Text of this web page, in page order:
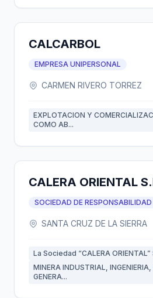
CALCARBOL
EMPRESA UNIPERSONAL
CARMEN RIVERO TORREZ
EXPLOTACION Y
COMO AB...
CALERA ORIENTAL
SOCIEDAD DE
SANTA CRUZ DE LA SIERRA
La Sociedad “CALERA
MINERA INDUSTRIAL,
GENERA...